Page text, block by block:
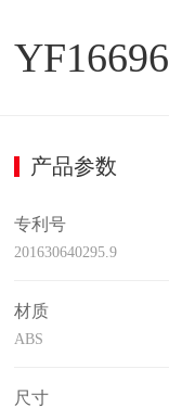
YF16696
产品参数
专利号
201630640295.9
材质
ABS
尺寸